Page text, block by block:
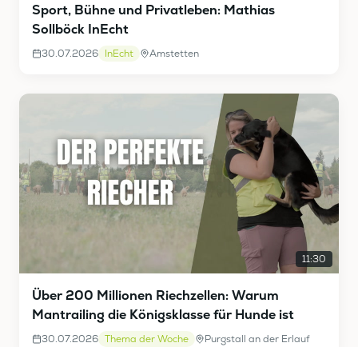
Sport, Bühne und Privatleben: Mathias
Sollböck InEcht
30.07.2026 InEcht Amstetten
11:30
Über 200 Millionen Riechzellen: Warum
Mantrailing die Königsklasse für Hunde ist
30.07.2026 Thema der Woche Purgstall an der Erlauf